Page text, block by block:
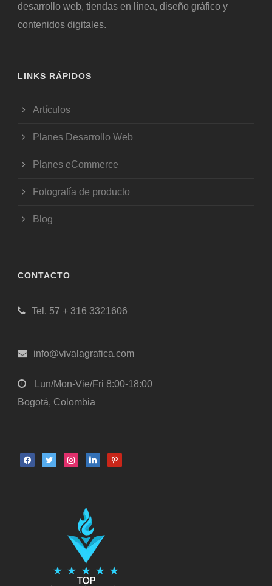
desarrollo web, tiendas en línea, diseño gráfico y
contenidos digitales.
LINKS RÁPIDOS
Artículos
Planes Desarrollo Web
Planes eCommerce
Fotografía de producto
Blog
CONTACTO
Tel. 57 + 316 3321606
info@vivalagrafica.com
Lun/Mon-Vie/Fri 8:00-18:00
Bogotá, Colombia
facebooktwitter instagramlinkedinpinterest